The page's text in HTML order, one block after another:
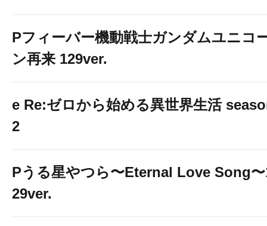
Pフィーバー機動戦士ガンダムユニコ
ン再来 129ver.
e Re:ゼロから始める異世界生活
2
Pうる星やつら〜Eternal Love Song
29ver.